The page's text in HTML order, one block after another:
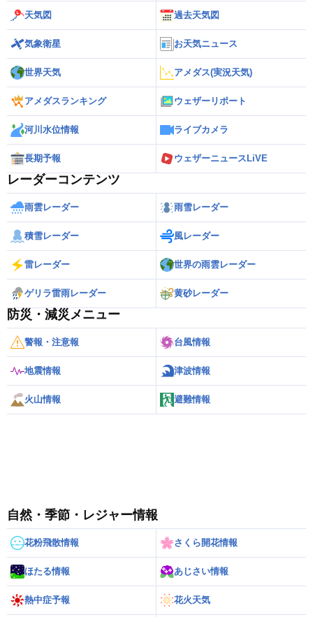
天気図 過去天気図
気象衛星 お天気ニュース
世界天気 アメダス(実況天気)
アメダスランキング ウェザーリポート
河川水位情報 ライブカメラ
長期予報 ウェザーニュースLiVE
レーダーコンテンツ
雨雲レーダー 雨雪レーダー
積雪レーダー 風レーダー
雷レーダー 世界の雨雲レーダー
ゲリラ雷雨レーダー 黄砂レーダー
防災・減災メニュー
警報・注意報 台風情報
地震情報 津波情報
火山情報 避難情報
自然・季節・レジャー情報
花粉飛散情報 さくら開花情報
ほたる情報 あじさい情報
熱中症予報 花火天気